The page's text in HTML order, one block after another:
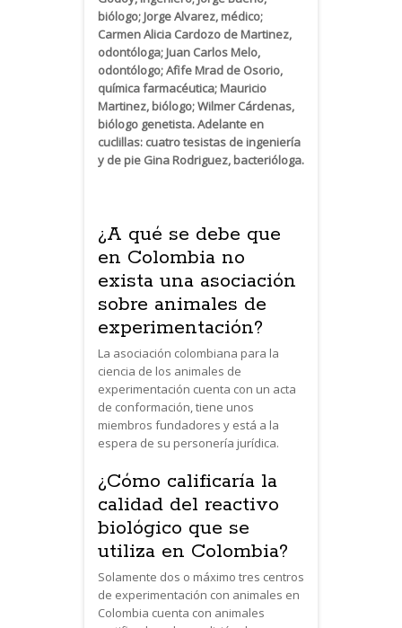
biólogo; Jorge Alvarez, médico;
Carmen Alicia Cardozo de Martinez,
odontóloga; Juan Carlos Melo,
odontólogo; Afife Mrad de Osorio,
química farmacéutica; Mauricio
Martinez, biólogo; Wilmer Cárdenas,
biólogo genetista. Adelante en
cuclillas: cuatro tesistas de ingeniería
y de pie Gina Rodriguez, bacterióloga.
¿A qué se debe que
en Colombia no
exista una asociación
sobre animales de
experimentación?
La asociación colombiana para la
ciencia de los animales de
experimentación cuenta con un acta
de conformación, tiene unos
miembros fundadores y está a la
espera de su personería jurídica.
¿Cómo calificaría la
calidad del reactivo
biológico que se
utiliza en Colombia?
Solamente dos o máximo tres centros
de experimentación con animales en
Colombia cuenta con animales